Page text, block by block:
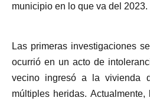
municipio en lo que va del 2023.
Las primeras investigaciones
ocurrió en un acto de
vecino ingresó a la vivienda
múltiples heridas.